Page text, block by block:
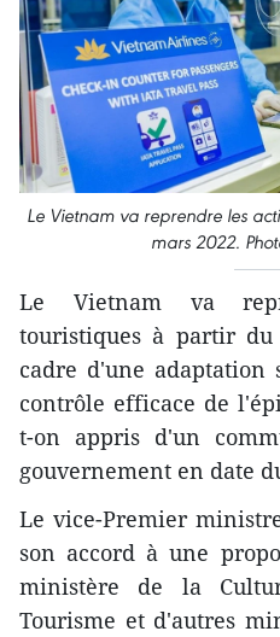
Le Vietnam va reprendre les
mars 2022.
Le Vietnam va
touristiques à partir
cadre d'une
contrôle efficace de
t-on appris d'un
gouvernement en date
Le vice-Premier
son accord à une
ministère de la
Tourisme et d'autres